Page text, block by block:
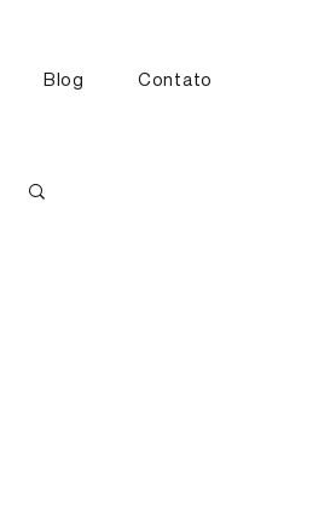
Blog Contato